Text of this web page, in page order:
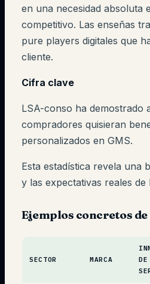
en una necesidad absoluta
competitivo. Las enseñas
pure players digitales que
cliente.
Cifra clave
LSA-conso ha demostrado
compradores quisieran
personalizados en GMS.
Esta estadística revela una
y las expectativas reales
Ejemplos concretos
SECTOR MARCA
DE